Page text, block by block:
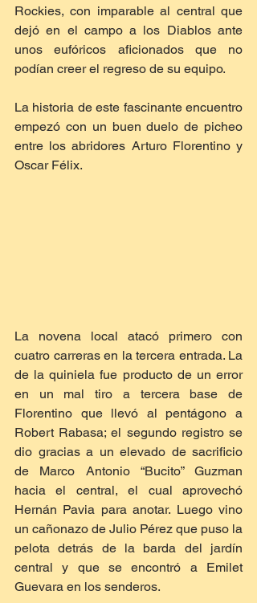
Rockies, con imparable al central que
dejó en el campo a los Diablos ante
unos eufóricos aficionados que no
podían creer el regreso de su equipo.
La historia de este fascinante encuentro
empezó con un buen duelo de picheo
entre los abridores Arturo Florentino y
Oscar Félix.
La novena local atacó primero con
cuatro carreras en la tercera entrada. La
de la quiniela fue producto de un error
en un mal tiro a tercera base de
Florentino que llevó al pentágono a
Robert Rabasa; el segundo registro se
dio gracias a un elevado de sacrificio
de Marco Antonio “Bucito” Guzman
hacia el central, el cual aprovechó
Hernán Pavia para anotar. Luego vino
un cañonazo de Julio Pérez que puso la
pelota detrás de la barda del jardín
central y que se encontró a Emilet
Guevara en los senderos.